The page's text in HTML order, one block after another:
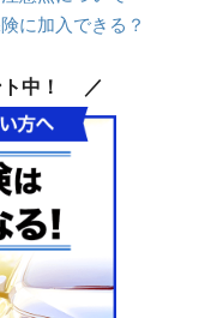
に加入できる？
ト中！ ／